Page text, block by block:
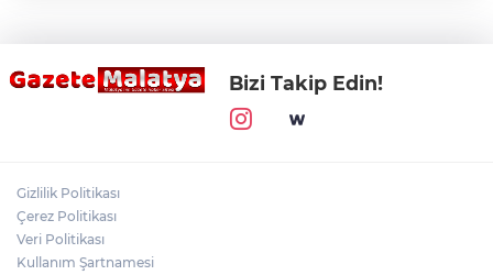
Bizi Takip Edin!
Gizlilik Politikası
Çerez Politikası
Veri Politikası
Kullanım Şartnamesi